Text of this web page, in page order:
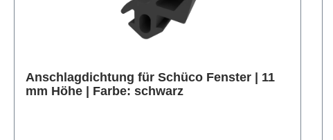
Anschlagdichtung für Schüco Fenster | 11
mm Höhe | Farbe: schwarz